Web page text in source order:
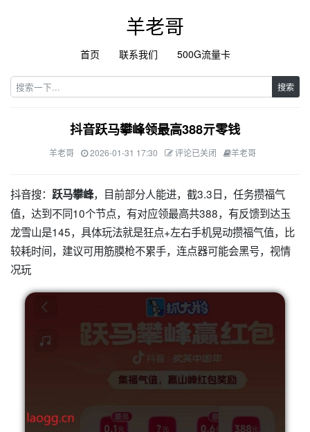
羊老哥
首页 联系我们 500G流量卡
搜索
抖音跃马攀峰领最高388亓零钱
羊老哥 2026-01-31 17:30 评论已关闭 羊老哥
抖音搜： 跃马攀峰，目前部分人能进，截3.3日，任务攒福气
值，达到不同10个节点，有对应领最高共388，有反馈到达玉
龙雪山是145，具体玩法就是狂点+左右手机晃动攒福气值，比
较耗时间，建议可用筋膜枪不累手，连点器可能会黑号，视情
况玩